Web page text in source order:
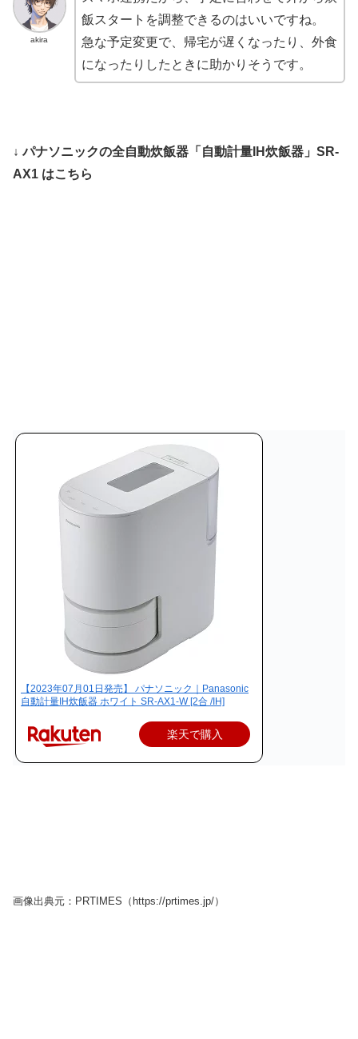
akira
飯スタートを調整できるのはいいですね。
急な予定変更で、帰宅が遅くなったり、外食
になったりしたときに助かりそうです。
↓ パナソニックの全自動炊飯器「自動計量IH炊飯器」SR-
AX1 はこちら
【2023年07月01日発売】 パナソニック｜Panasonic
自動計量IH炊飯器 ホワイト SR-AX1-W [2合 /IH]
楽天で購入
画像出典元：PRTIMES（https://prtimes.jp/）